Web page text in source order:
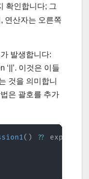
확인합니다; 그
연산자는 오른쪽
발생합니다:
‘||’. 이것은 이들
것을 의미합니
은 괄호를 추가
( ) ??